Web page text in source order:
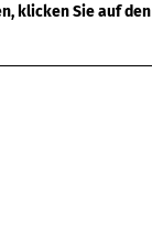
klicken Sie auf den